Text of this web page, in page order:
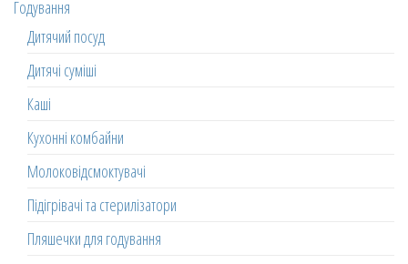
Годування
Дитячий посуд
Дитячі суміші
Каші
Кухонні комбайни
Молоковідсмоктувачі
Підігрівачі та стерилізатори
Пляшечки для годування